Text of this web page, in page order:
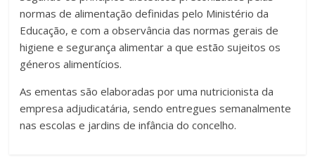
normas de alimentação definidas pelo Ministério da
Educação, e com a observância das normas gerais de
higiene e segurança alimentar a que estão sujeitos os
géneros alimentícios.
As ementas são elaboradas por uma nutricionista da
empresa adjudicatária, sendo entregues semanalmente
nas escolas e jardins de infância do concelho.